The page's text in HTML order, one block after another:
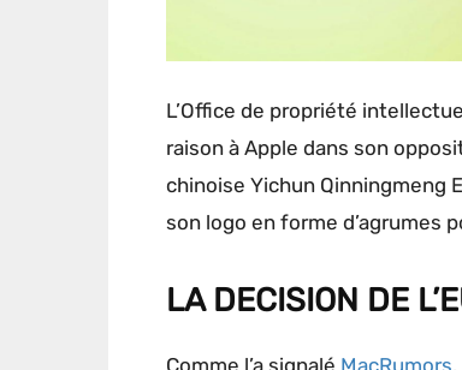
L’Office de propriété
raison à Apple dans son
chinoise Yichun Qinningmeng
son logo en forme d’agrumes
LA DECISION DE
Comme l’a signalé MacRumors